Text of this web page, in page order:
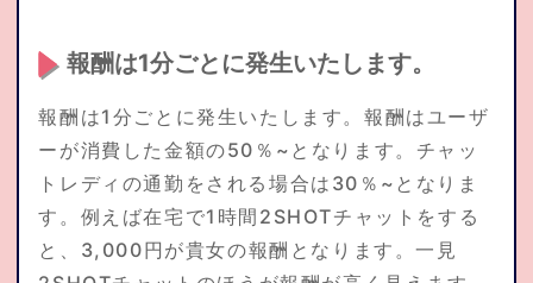
報酬は1分ごとに発生いたします。
報酬は1分ごとに発生いたします。報酬はユーザ
ーが消費した金額の50％~となります。チャッ
トレディの通勤をされる場合は30％~となりま
す。例えば在宅で1時間2SHOTチャットをする
と、3,000円が貴女の報酬となります。一見